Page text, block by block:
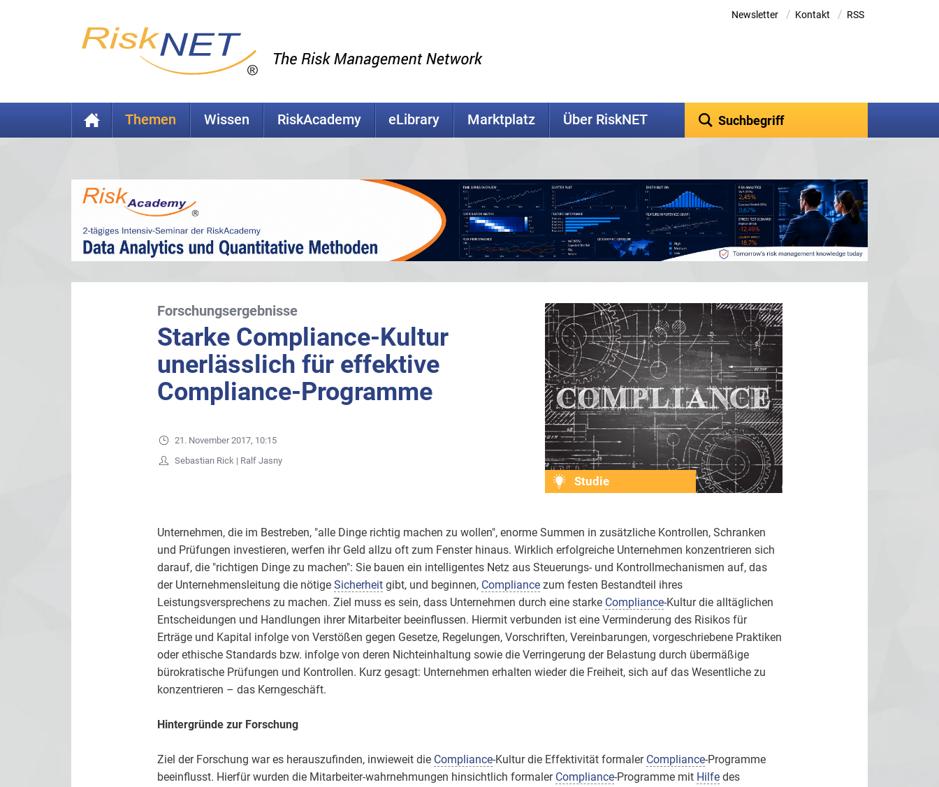
Newsletter / Kontakt / RSS
Themen Wissen RiskAcademy eLibrary Marktplatz Über RiskNET
Forschungsergebnisse
Starke Compliance-Kultur
unerlässlich für effektive
Compliance-Programme
21. November 2017, 10:15
Sebastian Rick | Ralf Jasny
Studie
Unternehmen, die im Bestreben, "alle Dinge richtig machen zu wollen", enorme Summen in zusätzliche Kontrollen, Schranken
und Prüfungen investieren, werfen ihr Geld allzu oft zum Fenster hinaus. Wirklich erfolgreiche Unternehmen konzentrieren sich
darauf, die "richtigen Dinge zu machen": Sie bauen ein intelligentes Netz aus Steuerungs- und Kontrollmechanismen auf, das
der Unternehmensleitung die nötige Sicherheitgibt, und beginnen, Compliancezum festen Bestandteil ihres
Leistungsversprechens zu machen. Ziel muss es sein, dass Unternehmen durch eine starke Compliance-Kultur die alltäglichen
Entscheidungen und Handlungen ihrer Mitarbeiter beeinflussen. Hiermit verbunden ist eine Verminderung des Risikos für
Erträge und Kapital infolge von Verstößen gegen Gesetze, Regelungen, Vorschriften, Vereinbarungen, vorgeschriebene Praktiken
oder ethische Standards bzw. infolge von deren Nichteinhaltung sowie die Verringerung der Belastung durch übermäßige
bürokratische Prüfungen und Kontrollen. Kurz gesagt: Unternehmen erhalten wieder die Freiheit, sich auf das Wesentliche zu
konzentrieren – das Kerngeschäft.
Hintergründe zur Forschung
Ziel der Forschung war es herauszufinden, inwieweit die Compliance-Kultur die Effektivität formaler Compliance-Programme
beeinflusst. Hierfür wurden die Mitarbeiter-wahrnehmungen hinsichtlich formaler Compliance-Programme mit Hilfedes